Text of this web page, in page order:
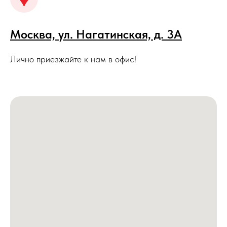
Москва, ул. Нагатинская, д. 3A
Лично приезжайте к нам в офис!